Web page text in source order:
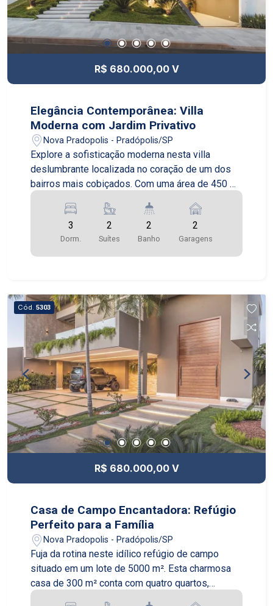
um amplo pátio e uma área de churrasqueira
coberta, ideal para entretenimento ao ar livre. Um
escritório independente com biblioteca completa
o layout desta magnífica propriedade.
R$ 680.000,00 V
Elegância Contemporânea: Villa
Moderna com Jardim Privativo
Nova Pradopolis - Pradópolis/SP
Explore a sofisticação moderna nesta villa
deslumbrante localizada no coração de um dos
bairros mais cobiçados. Com uma área de 450 m²
em um lote de 1500 m², esta casa oferece uma
mistura perfeita de design contemporâneo e
funcionalidade. O interior é definido por linhas
limpas e acabamentos de alta qualidade,
incluindo piso em mármore e grandes janelas que
perfeitamente com a sala de jantar e a cozinha
planejada, onde a funcionalidade encontra o
estilo. Esta área é perfeita para entretenimento e
relaxamento diário. A casa conta com quatro
suítes, cada uma apresentando um design único
e banheiros modernos. Externamente, o jardim
privativo é um verdadeiro oásis urbano, com uma
piscina elegante, espaço gourmet e áreas de
estar ao ar livre ideais para reuniões familiares.
Um estúdio de arte e uma sala de jogos
proporcionam ainda mais opções de lazer.
3
Dorm.
2
Suítes
2
Banho
2
Garagens
Cód. 5303
R$ 680.000,00 V
Casa de Campo Encantadora: Refúgio
Perfeito para a Família
Nova Pradopolis - Pradópolis/SP
Fuja da rotina neste idílico refúgio de campo
situado em um lote de 5000 m². Esta charmosa
casa de 300 m² conta com quatro quartos,